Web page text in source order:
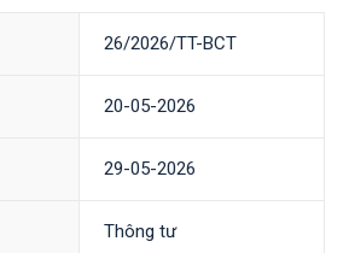
26/2026/TT-BCT
20-05-2026
29-05-2026
Thông tư